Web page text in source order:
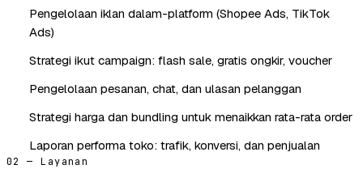
Pengelolaan iklan dalam-platform (Shopee Ads, TikTok
Ads)
Strategi ikut campaign: flash sale, gratis ongkir, voucher
Pengelolaan pesanan, chat, dan ulasan pelanggan
Strategi harga dan bundling untuk menaikkan rata-rata order
Laporan performa toko: trafik, konversi, dan penjualan
02 — Layanan